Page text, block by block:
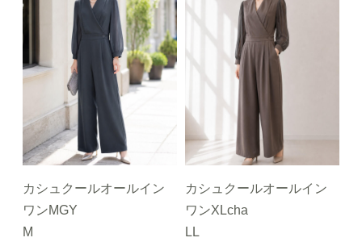
カシュクールオールイン
ワンMGY
M
カシュクールオールイン
ワンXLcha
LL